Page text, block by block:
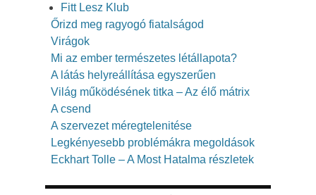
Fitt Lesz Klub
Őrizd meg ragyogó fiatalságod
Virágok
Mi az ember természetes létállapota?
A látás helyreállítása egyszerűen
Világ működésének titka – Az élő mátrix
A csend
A szervezet méregtelenitése
Legkényesebb problémákra megoldások
Eckhart Tolle – A Most Hatalma részletek